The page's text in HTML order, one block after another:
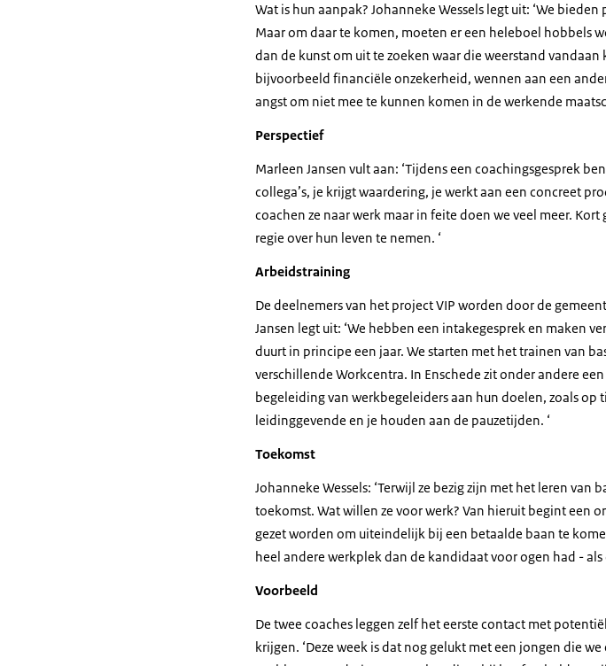
Wat is hun aanpak? Johanneke Wessels legt uit: ‘We
Maar om daar te komen, moeten er een heleboel hobbels
dan de kunst om uit te zoeken waar die weerstand
bijvoorbeeld financiële onzekerheid, wennen aan een
angst om niet mee te kunnen komen in de werkende
Perspectief
Marleen Jansen vult aan: ‘Tijdens een coachingsgesprek
collega’s, je krijgt waardering, je werkt aan een concreet
coachen ze naar werk maar in feite doen we veel meer.
regie over hun leven te nemen. ‘
Arbeidstraining
De deelnemers van het project VIP worden door de
Jansen legt uit: ‘We hebben een intakegesprek en maken
duurt in principe een jaar. We starten met het trainen van
verschillende Workcentra. In Enschede zit onder andere
begeleiding van werkbegeleiders aan hun doelen, zoals
leidinggevende en je houden aan de pauzetijden. ‘
Toekomst
Johanneke Wessels: ‘Terwijl ze bezig zijn met het leren
toekomst. Wat willen ze voor werk? Van hieruit begint een
gezet worden om uiteindelijk bij een betaalde baan te
heel andere werkplek dan de kandidaat voor ogen had -
Voorbeeld
De twee coaches leggen zelf het eerste contact met
krijgen. ‘Deze week is dat nog gelukt met een jongen die